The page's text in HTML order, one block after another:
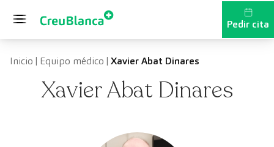
Pedir cita
Inicio | Equipo médico | Xavier Abat Dinares
Xavier Abat Dinares